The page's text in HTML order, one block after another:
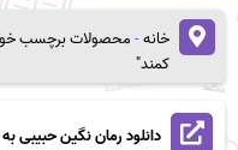
خانه-محصولات برچسب
کمند"
دانلود رمان نگین حبیبی